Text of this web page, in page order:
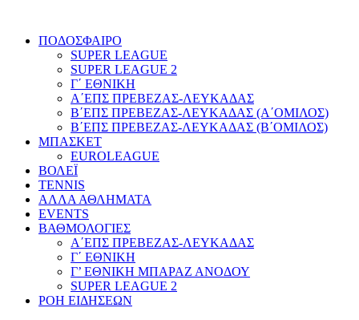
ΠΟΔΟΣΦΑΙΡΟ
SUPER LEAGUE
SUPER LEAGUE 2
Γ΄ ΕΘΝΙΚΗ
Α΄ΕΠΣ ΠΡΕΒΕΖΑΣ-ΛΕΥΚΑΔΑΣ
Β΄ΕΠΣ ΠΡΕΒΕΖΑΣ-ΛΕΥΚΑΔΑΣ (Α΄ΟΜΙΛΟΣ)
Β΄ΕΠΣ ΠΡΕΒΕΖΑΣ-ΛΕΥΚΑΔΑΣ (Β΄ΟΜΙΛΟΣ)
ΜΠΑΣΚΕΤ
EUROLEAGUE
ΒΟΛΕΪ
TENNIS
ΑΛΛΑ ΑΘΛΗΜΑΤΑ
EVENTS
ΒΑΘΜΟΛΟΓΙΕΣ
Α΄ΕΠΣ ΠΡΕΒΕΖΑΣ-ΛΕΥΚΑΔΑΣ
Γ΄ ΕΘΝΙΚΗ
Γ’ ΕΘΝΙΚΗ ΜΠΑΡΑΖ ΑΝΟΔΟΥ
SUPER LEAGUE 2
ΡΟΗ ΕΙΔΗΣΕΩΝ